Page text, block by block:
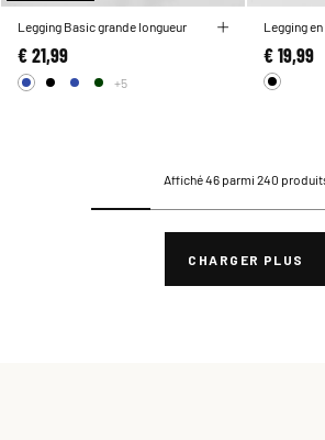
Legging Basic grande longueur
€ 21,99
+5
Legging
€ 19,99
Affiché 46 parmi 240
CHARGER PLUS